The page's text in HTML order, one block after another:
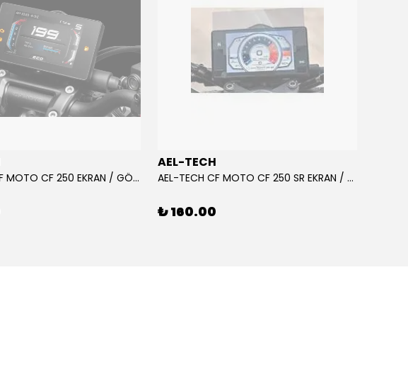
AEL-TECH CF MOTO CF 250 EKRAN / GÖSTERGE KORUYUCU 2020-2022
AEL-TECH
AEL-TECH CF MOTO CF 250 SR EKRAN / GÖSTERGE KORUYUCU 2023-2025
₺ 160.00